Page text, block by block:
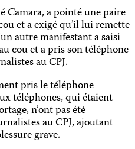
Camara, a pointé une paire
et a exigé qu’il lui remette
autre manifestant a saisi
cou et a pris son téléphone
au CPJ.
pris le téléphone
téléphones, qui étaient
n’ont pas été
au CPJ, ajoutant
grave.